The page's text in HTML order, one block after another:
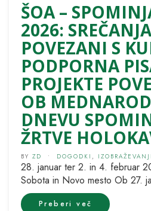
ŠOA –
2026:
POVEZANI S
PODPORNA
PROJEKTE
OB
DNEVU
ŽRTVE
BY ZD • DOGODKI ,
28. januar ter 2. in 4. februar
Sobota in Novo mesto Ob 27.
dnevu...
Preberi več